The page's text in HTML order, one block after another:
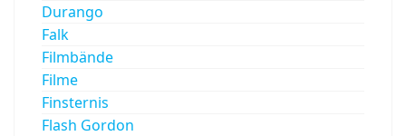
Durango
Falk
Filmbände
Filme
Finsternis
Flash Gordon